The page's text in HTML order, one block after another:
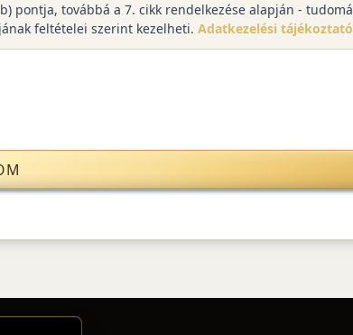
pontja, továbbá a 7. cikk rendelkezése alapján -
feltételei szerint kezelheti. Adatkezelési tájékoztató